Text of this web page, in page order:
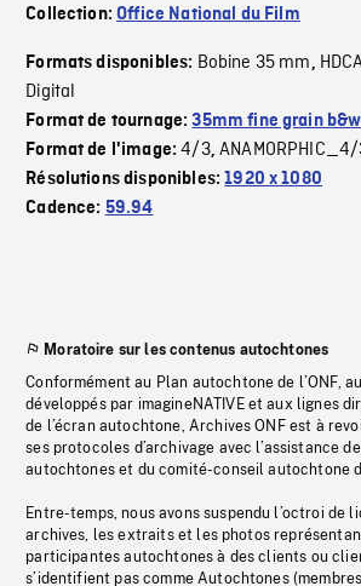
Collection:Office National du Film
Formats disponibles: Bobine 35 mm,
Digital
Format de tournage:35mm fine grain b&w
Format de l'image:4/3,
Résolutions disponibles:1920 x 1080
Cadence: 59.94
Moratoire sur les contenus autochtones
Conformément au Plan autochtone de l’ONF,
développés par imagineNATIVE et aux lignes
de l’écran autochtone, Archives ONF est à
ses protocoles d’archivage avec l’assistance
autochtones et du comité-conseil autochtone
Entre-temps, nous avons suspendu l’octroi de
archives, les extraits et les photos
participantes autochtones à des clients ou
s’identifient pas comme Autochtones